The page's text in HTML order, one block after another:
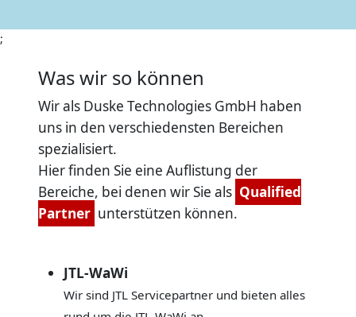
;
Was wir so können
Wir als Duske Technologies GmbH haben
uns in den verschiedensten Bereichen
spezialisiert.
Hier finden Sie eine Auflistung der
Bereiche, bei denen wir Sie als Qualified
Partner unterstützen können.
JTL-WaWi
Wir sind JTL Servicepartner und bieten alles